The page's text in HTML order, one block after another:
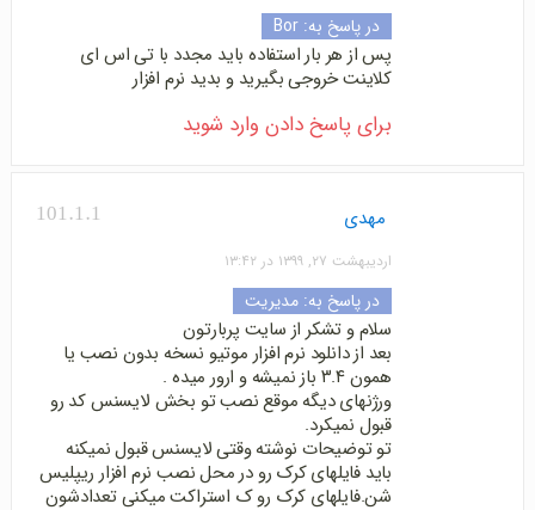
در پاسخ به: Bor
پس از هر بار استفاده باید مجدد با تی اس ای
کلاینت خروجی بگیرید و بدید نرم افزار
برای پاسخ دادن وارد شوید
101.1.1 مهدی
اردیبهشت ۲۷, ۱۳۹۹ در ۱۳:۴۲
در پاسخ به: مدیریت
سلام و تشکر از سایت پربارتون
بعد از دانلود نرم افزار موتیو نسخه بدون نصب یا
همون ۳.۴ باز نمیشه و ارور میده .
ورژنهای دیگه موقع نصب تو بخش لایسنس کد رو
قبول نمیکرد.
تو توضیحات نوشته وقتی لایسنس قبول نمیکنه
باید فایلهای کرک رو در محل نصب نرم افزار ریپلیس
شن.فایلهای کرک رو ک استراکت میکنی تعدادشون